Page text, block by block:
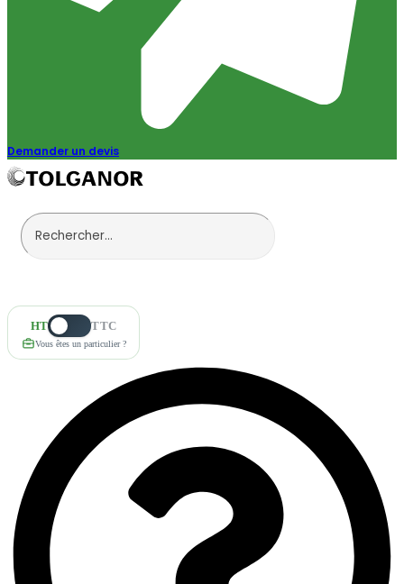
Demander un devis
HT TTC
Vous êtes un particulier ?